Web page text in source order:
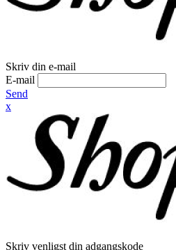
Skriv din e-mail
E-mail
Send
x
Skriv venligst din adgangskode